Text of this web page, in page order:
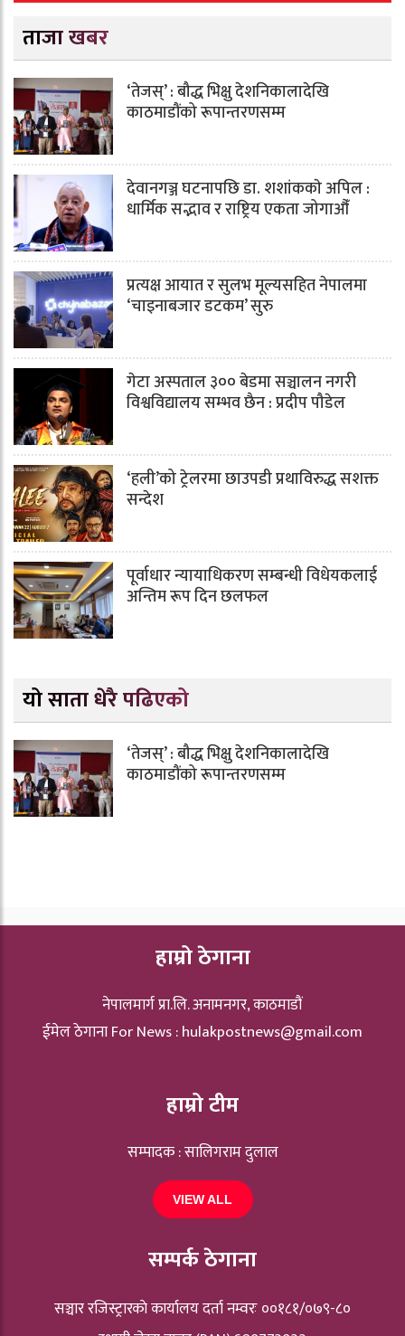
ताजा खबर
‘तेजस्’ : बौद्ध भिक्षु देशनिकालादेखि
काठमाडौंको रूपान्तरणसम्म
देवानगञ्ज घटनापछि डा. शशांककाे अपिल :
धार्मिक सद्भाव र राष्ट्रिय एकता जोगाऔँ
प्रत्यक्ष आयात र सुलभ मूल्यसहित नेपालमा
‘चाइनाबजार डटकम’ सुरु
गेटा अस्पताल ३०० बेडमा सञ्चालन नगरी
विश्वविद्यालय सम्भव छैन : प्रदीप पौडेल
‘हली’को ट्रेलरमा छाउपडी प्रथाविरुद्ध सशक्त
सन्देश
पूर्वाधार न्यायाधिकरण सम्बन्धी विधेयकलाई
अन्तिम रूप दिन छलफल
यो साता धेरै पढिएको
‘तेजस्’ : बौद्ध भिक्षु देशनिकालादेखि
काठमाडौंको रूपान्तरणसम्म
हाम्रो ठेगाना
नेपालमार्ग प्रा.लि. अनामनगर, काठमाडौं
ईमेल ठेगाना For News :hulakpostnews@gmail.com
हाम्रो टीम
सम्पादक : सालिगराम दुलाल
VIEW ALL
सम्पर्क ठेगाना
सञ्चार रजिस्ट्रारकाे कार्यालय दर्ता नम्वरः ००१८१/०७९-८०